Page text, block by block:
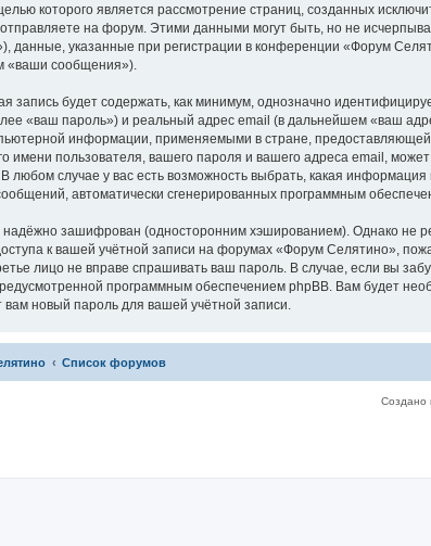
которого является рассмотрение страниц, созданных
на форум. Этими данными могут быть, но не
данные, указанные при регистрации в конференции «Форум
«ваши сообщения»).
запись будет содержать, как минимум, однозначно
«ваш пароль») и реальный адрес email (в дальнейшем «ваш
информации, применяемыми в стране,
имени пользователя, вашего пароля и вашего адреса email,
любом случае у вас есть возможность выбрать, какая информация
автоматически сгенерированных программным
зашифрован (односторонним хэшированием). Однако не
к вашей учётной записи на форумах «Форум Селятино»,
лицо не вправе спрашивать ваш пароль. В случае, если вы
программным обеспечением phpBB. Вам будет
вам новый пароль для вашей учётной записи.
Список форумов
Создано